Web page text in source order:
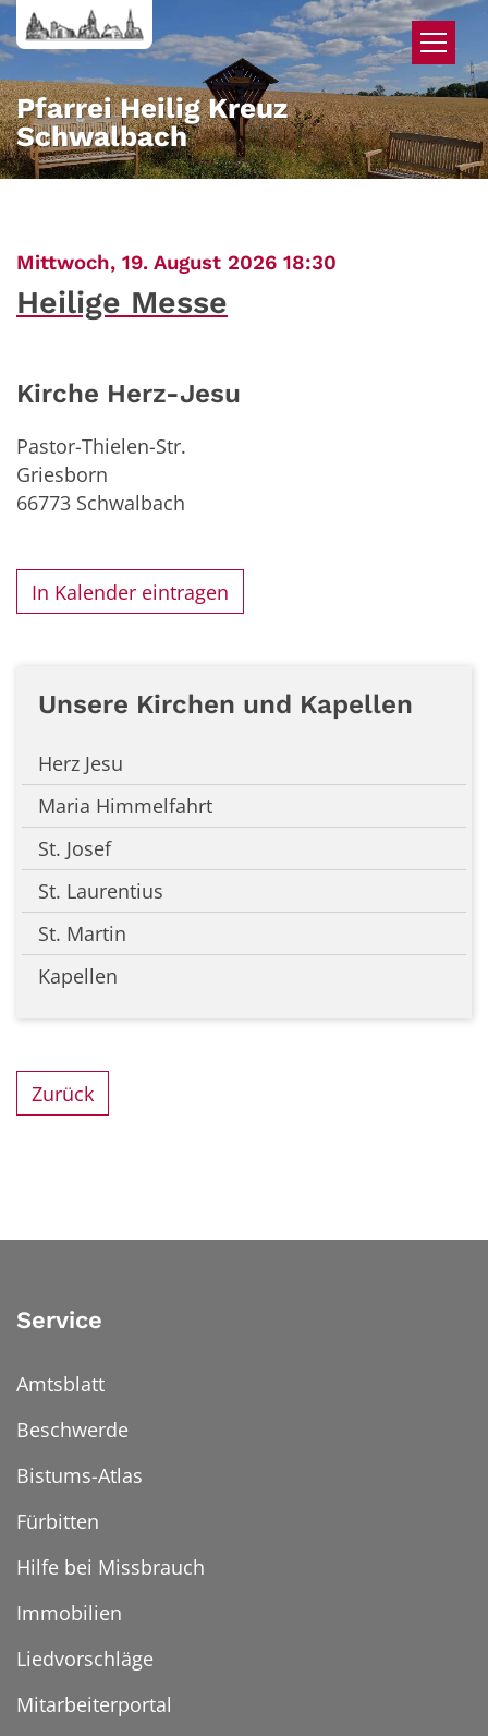
Zum Inhalt springen
Pfarrei Heilig Kreuz
Schwalbach
Mittwoch, 19. August 2026 18:30
Heilige Messe
Kirche Herz-Jesu
Pastor-Thielen-Str.
Griesborn
66773 Schwalbach
In Kalender eintragen
Unsere Kirchen und Kapellen
Herz Jesu
Maria Himmelfahrt
St. Josef
St. Laurentius
St. Martin
Kapellen
Zurück
Service
Amtsblatt
Beschwerde
Bistums-Atlas
Fürbitten
Hilfe bei Missbrauch
Immobilien
Liedvorschläge
Mitarbeiterportal